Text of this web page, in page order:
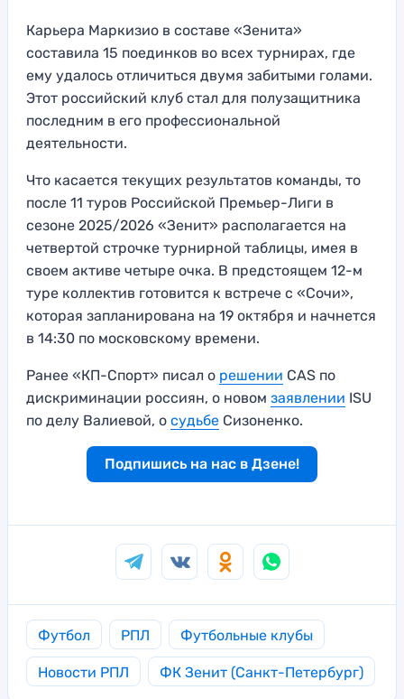
Карьера Маркизио в составе «Зенита»
составила 15 поединков во всех турнирах, где
ему удалось отличиться двумя забитыми голами.
Этот российский клуб стал для полузащитника
последним в его профессиональной
деятельности.
Что касается текущих результатов команды, то
после 11 туров Российской Премьер-Лиги в
сезоне 2025/2026 «Зенит» располагается на
четвертой строчке турнирной таблицы, имея в
своем активе четыре очка. В предстоящем 12-м
туре коллектив готовится к встрече с «Сочи»,
которая запланирована на 19 октября и начнется
в 14:30 по московскому времени.
Ранее «КП-Спорт» писал о решении CAS по
дискриминации россиян, о новом заявлении ISU
по делу Валиевой, о судьбе Сизоненко.
Подпишись на нас в Дзене!
Футбол РПЛ Футбольные клубы
Новости РПЛ ФК Зенит (Санкт-Петербург)